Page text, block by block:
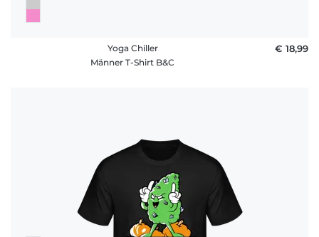
Yoga Chiller
Männer T-Shirt B&C
€ 18,99